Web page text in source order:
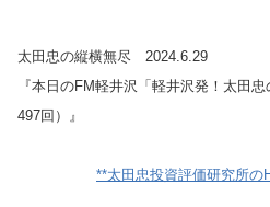
太田忠の縦横無尽 2024.6.29
『本日のFM軽井沢「軽井沢発！太田
497回）』
**太田忠投資評価研究所の